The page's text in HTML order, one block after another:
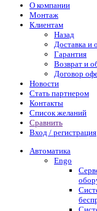
О компании
Монтаж
Клиентам
Назад
Доставка и
Гарантия
Возврат и
Договор
Новости
Стать партнером
Контакты
Список желаний
Сравнить
Вход / регистрация
Автоматика
Engo